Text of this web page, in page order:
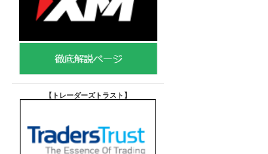
【トレーダーズトラスト 】